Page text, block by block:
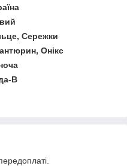
Сережки
Онікс
В